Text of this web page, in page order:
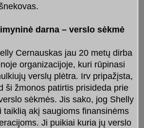
darna – verslo sėkmė
Cernauskas jau 20 metų dirba
organizacijoje, kuri rūpinasi
verslų plėtra. Irv pripažįsta,
ši žmonos patirtis prisideda prie
sėkmės. Jis sako, jog Shelly
taiklią akį saugioms finansinėms
Ji puikiai kuria jų verslo